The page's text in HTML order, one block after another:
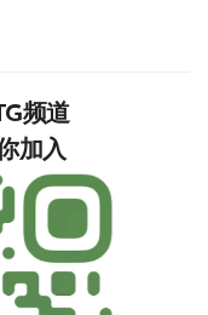
频道
加入‍‍‍‍‍‍‍‍‍‍‍‍‍